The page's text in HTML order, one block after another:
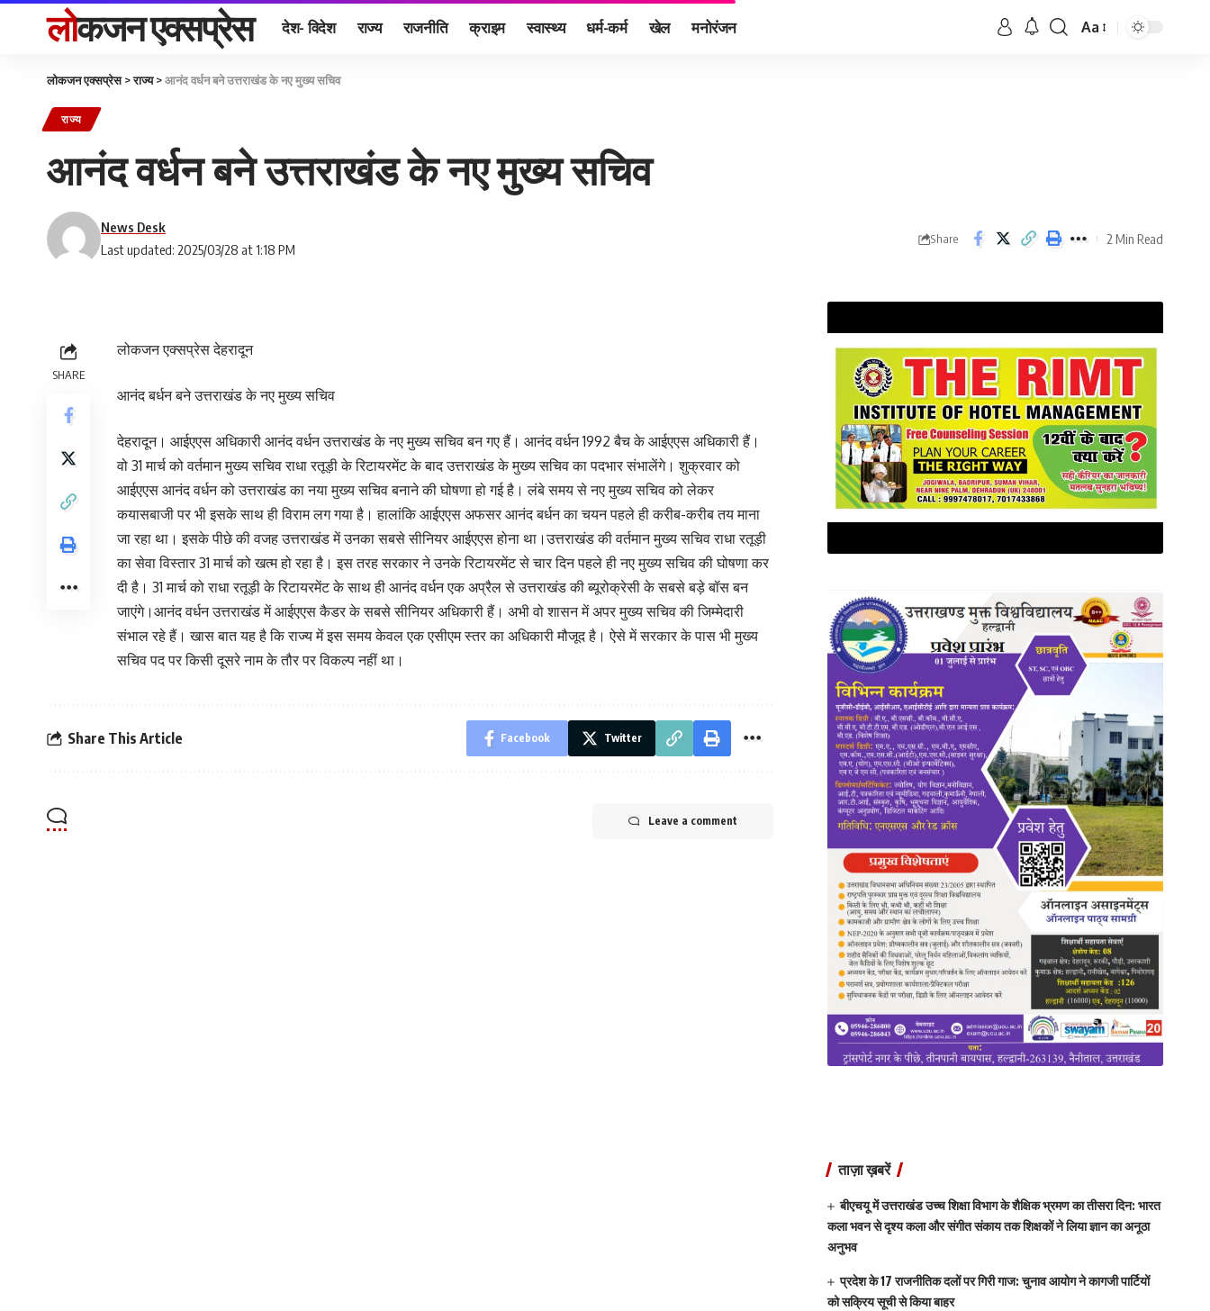
लोकजन एक्सप्रेस देश- विदेश राज्य राजनीति क्राइम स्वास्थ्य धर्म-कर्म खेल मनोरंजन Aa
लोकजन एक्सप्रेस>राज्य>आनंद वर्धन बने उत्तराखंड के नए मुख्य सचिव
राज्य
आनंद वर्धन बने उत्तराखंड के नए मुख्य सचिव
Last updated: 2025/03/28 at 1:18 PM
News Desk
Share 2 Min Read
SHARE
लोकजन एक्सप्रेस देहरादून
आनंद बर्धन बने उत्तराखंड के नए मुख्य सचिव
देहरादून। आईएएस अधिकारी आनंद वर्धन उत्तराखंड के नए मुख्य सचिव बन गए हैं। आनंद वर्धन 1992 बैच के आईएएस अधिकारी हैं।
वो 31 मार्च को वर्तमान मुख्य सचिव राधा रतूड़ी के रिटायरमेंट के बाद उत्तराखंड के मुख्य सचिव का पदभार संभालेंगे। शुक्रवार को
आईएएस आनंद वर्धन को उत्तराखंड का नया मुख्य सचिव बनाने की घोषणा हो गई है। लंबे समय से नए मुख्य सचिव को लेकर
कयासबाजी पर भी इसके साथ ही विराम लग गया है। हालांकि आईएएस अफसर आनंद बर्धन का चयन पहले ही करीब-करीब तय माना
जा रहा था। इसके पीछे की वजह उत्तराखंड में उनका सबसे सीनियर आईएएस होना था।उत्तराखंड की वर्तमान मुख्य सचिव राधा रतूड़ी
का सेवा विस्तार 31 मार्च को खत्म हो रहा है। इस तरह सरकार ने उनके रिटायरमेंट से चार दिन पहले ही नए मुख्य सचिव की घोषणा कर
दी है। 31 मार्च को राधा रतूड़ी के रिटायरमेंट के साथ ही आनंद वर्धन एक अप्रैल से उत्तराखंड की ब्यूरोक्रेसी के सबसे बड़े बॉस बन
जाएंगे।आनंद वर्धन उत्तराखंड में आईएएस कैडर के सबसे सीनियर अधिकारी हैं। अभी वो शासन में अपर मुख्य सचिव की जिम्मेदारी
संभाल रहे हैं। खास बात यह है कि राज्य में इस समय केवल एक एसीएम स्तर का अधिकारी मौजूद है। ऐसे में सरकार के पास भी मुख्य
सचिव पद पर किसी दूसरे नाम के तौर पर विकल्प नहीं था।
Share This Article Facebook Twitter
Leave a comment
ताज़ा ख़बरें
बीएचयू में उत्तराखंड उच्च शिक्षा विभाग के शैक्षिक भ्रमण का तीसरा दिन: भारत
कला भवन से दृश्य कला और संगीत संकाय तक शिक्षकों ने लिया ज्ञान का अनूठा
अनुभव
प्रदेश के 17 राजनीतिक दलों पर गिरी गाज: चुनाव आयोग ने कागजी पार्टियों
को सक्रिय सूची से किया बाहर